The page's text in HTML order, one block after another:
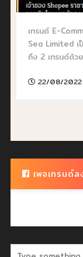
เทรนด์ E-
Sea Limited เป็
ถึง 2 เทรนด์ด้ว
22/08/2022
เพจเทรนด์ล